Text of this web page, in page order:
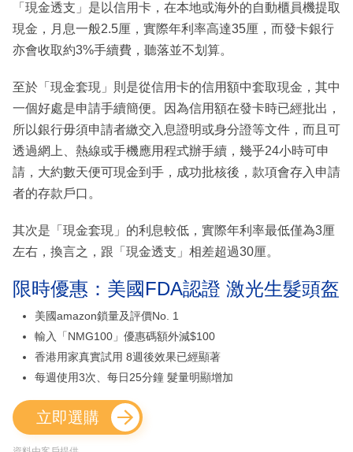
「現金透支」是以信用卡，在本地或海外的自動櫃員機提取
現金，月息一般2.5厘，實際年利率高達35厘，而發卡銀行
亦會收取約3%手續費，聽落並不划算。
至於「現金套現」則是從信用卡的信用額中套取現金，其中
一個好處是申請手續簡便。因為信用額在發卡時已經批出，
所以銀行毋須申請者繳交入息證明或身分證等文件，而且可
透過網上、熱線或手機應用程式辦手續，幾乎24小時可申
請，大約數天便可現金到手，成功批核後，款項會存入申請
者的存款戶口。
其次是「現金套現」的利息較低，實際年利率最低僅為3厘
左右，換言之，跟「現金透支」相差超過30厘。
限時優惠：美國FDA認證 激光生髮頭盔
美國amazon鎖量及評價No. 1
輸入「NMG100」優惠碼額外減$100
香港用家真實試用 8週後效果已經顯著
每週使用3次、每日25分鐘 髮量明顯增加
立即選購